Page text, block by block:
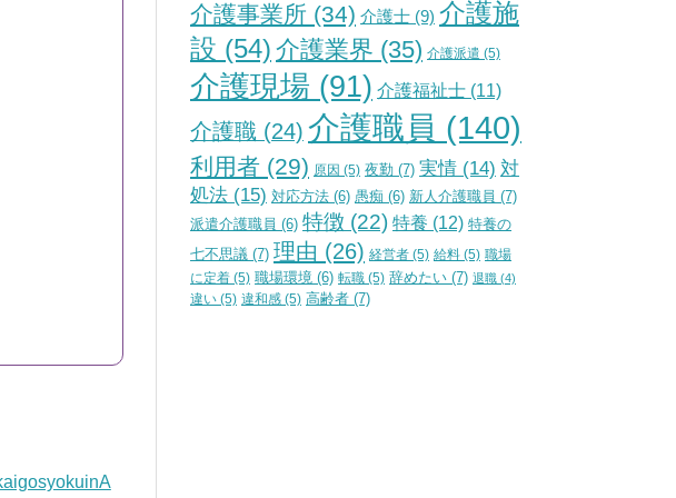
介護事業所 (34) 介護士 (9) 介護施
設 (54) 介護業界 (35) 介護派遣 (5)
介護現場 (91) 介護福祉士 (11)
介護職 (24) 介護職員 (140)
利用者 (29) 原因 (5) 夜勤 (7) 実情 (14) 対
処法 (15) 対応方法 (6) 愚痴 (6) 新人介護職員 (7)
派遣介護職員 (6) 特徴 (22) 特養 (12) 特養の
七不思議 (7) 理由 (26) 経営者 (5) 給料 (5) 職場
に定着 (5) 職場環境 (6) 転職 (5) 辞めたい (7) 退職 (4)
違い (5) 違和感 (5) 高齢者 (7)